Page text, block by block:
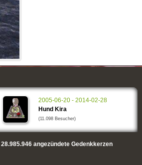
2005-06-20 - 2014-02-28
Hund Kira
(11.098 Besucher)
28.985.946angezündete Gedenkkerzen